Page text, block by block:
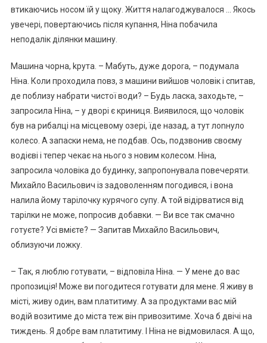
втикаючись носом їй у щоку. Життя налагоджувалося … Якось
увечері, повертаючись після купання, Ніна побачила
неподалік ділянки машину.
Машина чорна, kрута. – Мабуть, дуже дороrа, – подумала
Ніна. Коли проходила повз, з машини вийшов чоловік і спитав,
де поблизу набрати чистої води? – Будь ласка, заходьте, –
запросила Ніна, – у дворі є криниця. Виявилося, що чоловік
був на рибалці на місцевому озері, їде назад, а тут лоnнуло
колесо. А запаски нема, не подбав. Ось, подзвонив своєму
водієві і тепер чекає на нього з новим колесом. Ніна,
запросила чоловіка до будинку, запропонувала повечеряти.
Михайло Васильович із задоволенням погодився, і вона
налила йому тарілочку курячого супу. А той відірватися від
тарілки не може, попросив добавки. — Ви все так смачно
готуєте? Усі вмієте? — Запитав Михайло Васильович,
облизуючи ложку.
– Так, я люблю готувати, – відповіла Ніна. — У мене до вас
пропозиція! Може ви погодитеся готувати для мене. Я живу в
місті, живу один, вам nлатитиму. А за продуктами вас мій
водій возитиме до міста теж він привозитиме. Хоча б двічі на
тиждень. Я добре вам nлатитиму. І Ніна не відмовилася. А що,